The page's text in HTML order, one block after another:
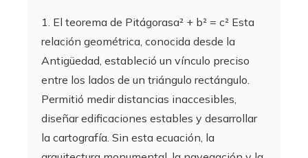
1. El teorema de Pitágorasa² + b² = c² Esta
relación geométrica, conocida desde la
Antigüedad, estableció un vínculo preciso
entre los lados de un triángulo rectángulo.
Permitió medir distancias inaccesibles,
diseñar edificaciones estables y desarrollar
la cartografía. Sin esta ecuación, la